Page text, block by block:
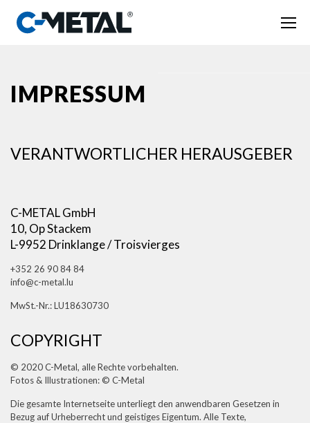
IMPRESSUM
VERANTWORTLICHER HERAUSGEBER
C-METAL GmbH
10, Op Stackem
L-9952 Drinklange / Troisvierges
+352 26 90 84 84
info@c-metal.lu
MwSt.-Nr.: LU18630730
COPYRIGHT
© 2020 C-Metal, alle Rechte vorbehalten.
Fotos & Illustrationen: © C-Metal
Die gesamte Internetseite unterliegt den anwendbaren Gesetzen in
Bezug auf Urheberrecht und geistiges Eigentum. Alle Texte,